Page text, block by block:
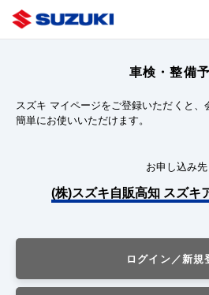
車検・整備
スズキ マイページをご登録いただくと、
簡単にお使いいただけます。
お申し込み先
(株)スズキ自販高知 スズキ
ログイン／新規